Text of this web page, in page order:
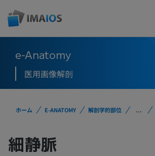
e-Anatomy
医用画像解剖
ホーム E-ANATOMY 解剖学的部位 ...
細静脈